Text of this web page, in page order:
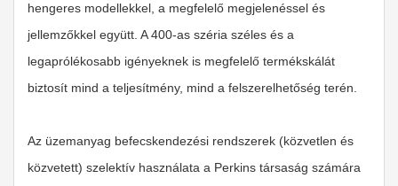
hengeres modellekkel, a megfelelő megjelenéssel és
jellemzőkkel együtt. A 400-as széria széles és a
legaprólékosabb igényeknek is megfelelő termékskálát
biztosít mind a teljesítmény, mind a felszerelhetőség terén.
Az üzemanyag befecskendezési rendszerek (közvetlen és
közvetett) szelektív használata a Perkins társaság számára